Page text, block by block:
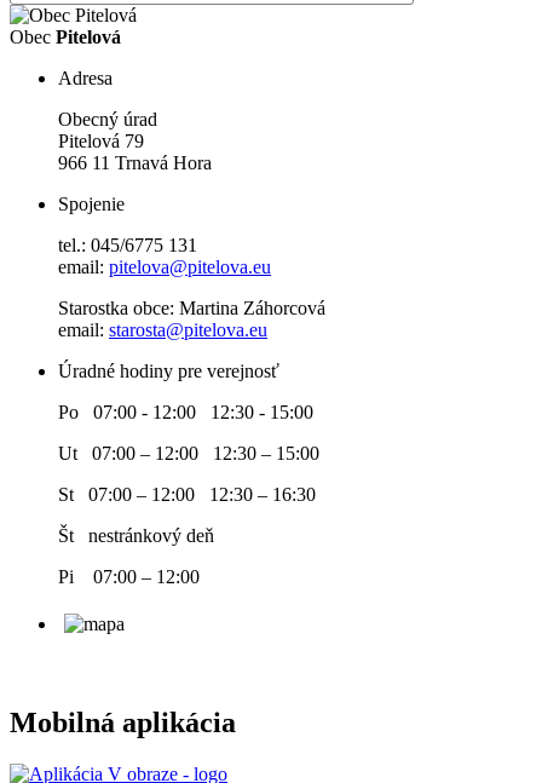
Obec Pitelová
Adresa
Obecný úrad
Pitelová 79
966 11 Trnavá Hora
Spojenie
tel.: 045/6775 131
email: pitelova@pitelova.eu
Starostka obce: Martina Záhorcová
email: starosta@pitelova.eu
Úradné hodiny pre verejnosť
Po 07:00 - 12:00 12:30 - 15:00
Ut 07:00 – 12:00 12:30 – 15:00
St 07:00 – 12:00 12:30 – 16:30
Št nestránkový deň
Pi 07:00 – 12:00
Mobilná aplikácia